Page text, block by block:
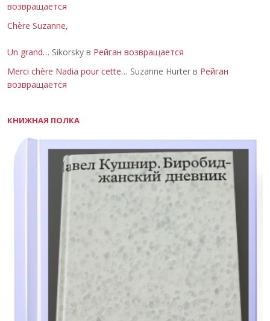
возвращается
Chère Suzanne,
Un grand… Sikorsky в Рейган возвращается
Merci chère Nadia pour cette… Suzanne Hurter в Рейган
возвращается
КНИЖНАЯ ПОЛКА